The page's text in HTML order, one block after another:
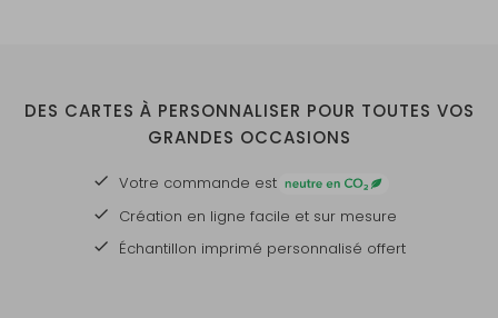
DES CARTES À PERSONNALISER POUR TOUTES VOS
GRANDES OCCASIONS
Votre commande est
Création en ligne facile et sur mesure
Échantillon imprimé personnalisé offert